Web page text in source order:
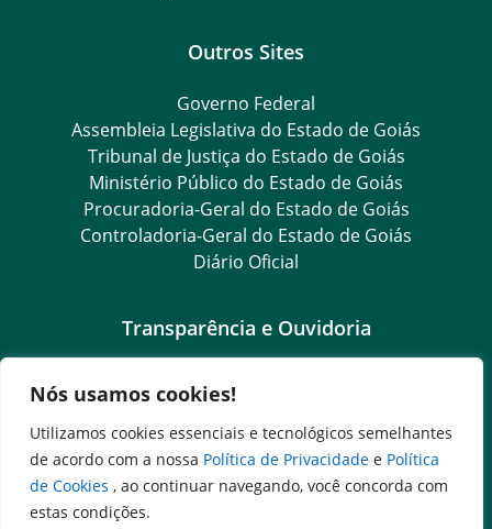
Nós usamos cookies!
Utilizamos cookies essenciais e tecnológicos semelhantes
de acordo com a nossa Política de Privacidade e Política
de Cookies , ao continuar navegando, você concorda com
estas condições.
Outros Sites
Governo Federal
Assembleia Legislativa do Estado de Goiás
Tribunal de Justiça do Estado de Goiás
Ministério Público do Estado de Goiás
Procuradoria-Geral do Estado de Goiás
Controladoria-Geral do Estado de Goiás
Diário Oficial
Transparência e Ouvidoria
Goiás Transparência
Dados Abertos Goiás
e-SIC – Serviço Eletrônico de Informação ao Cidadão
SIC – Serviço de Informação ao Cidadão
Ouvidoria Setorial (Expresso)